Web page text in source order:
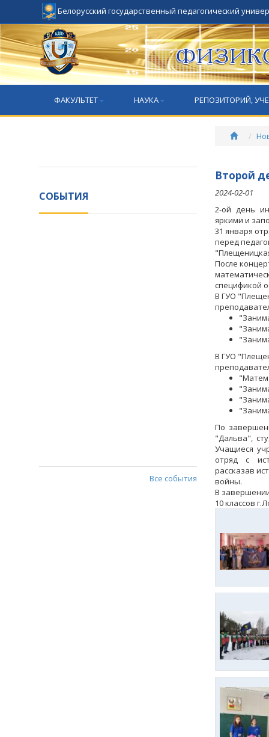
Белорусский государственный педагогический
ФАКУЛЬТЕТ НАУКА РЕПОЗИТОРИЙ,
СОБЫТИЯ
Все события
Второй
2024-02-01
2-ой день
яркими и
31 января
перед
После
спецификой
В ГУО
В ГУО
По
"Дальва",
Учащиеся
отряд с
рассказав
войны.
В
10 классов